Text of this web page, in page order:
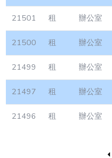
21501 租 辦公室
21500 租 辦公室
21499 租 辦公室
21497 租 辦公室
21496 租 辦公室